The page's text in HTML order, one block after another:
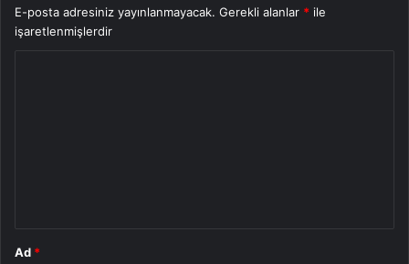
E-posta adresiniz yayınlanmayacak. Gerekli alanlar * ile
işaretlenmişlerdir
Ad *